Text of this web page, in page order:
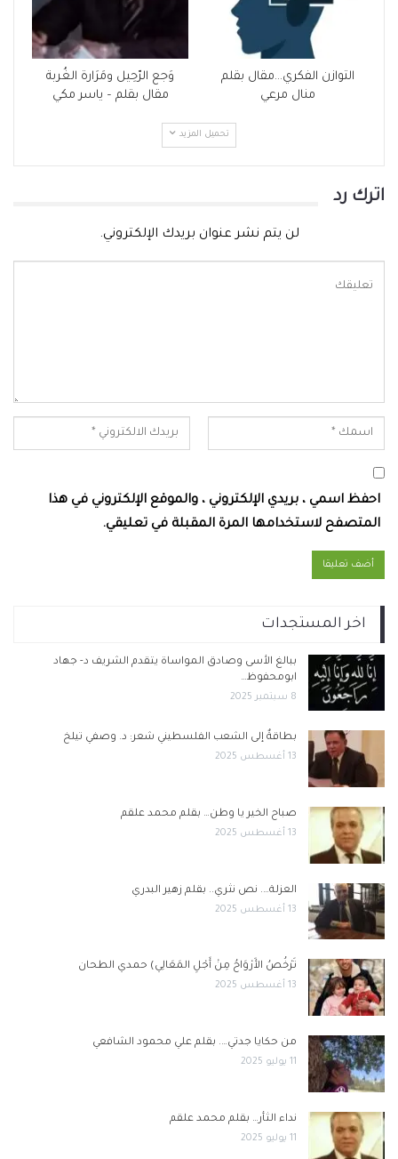
التوازن الفكري…مقال بقلم
منال مرعي
وَجع الرّحِيل ومَرَارة الغُربة
مقال بقلم – ياسر مكي
تحميل المزيد
اترك رد
لن يتم نشر عنوان بريدك الإلكتروني.
احفظ اسمي ، بريدي الإلكتروني ، والموقع الإلكتروني في هذا
المتصفح لاستخدامها المرة المقبلة في تعليقي.
اخر المستجدات
ببالغ الأسى وصادق المواساة يتقدم الشريف د- جهاد
ابومحفوظ…
8 سبتمبر 2025
بطاقةٌ إلى الشعب الفلسطيني شعر: د. وصفي تيلخ
13 أغسطس 2025
صباح الخير يا وطن… بقلم محمد علقم
13 أغسطس 2025
العزلة…. نص نثري.. بقلم زهير البدري
13 أغسطس 2025
تَرْخُصُ الأَرْوَاحُ مِنْ أَجْلِ المَعَالِي) حمدي الطحان
13 أغسطس 2025
من حكايا جدتي…. بقلم علي محمود الشافعي
11 يوليو 2025
نداء الثأر… بقلم محمد علقم
11 يوليو 2025